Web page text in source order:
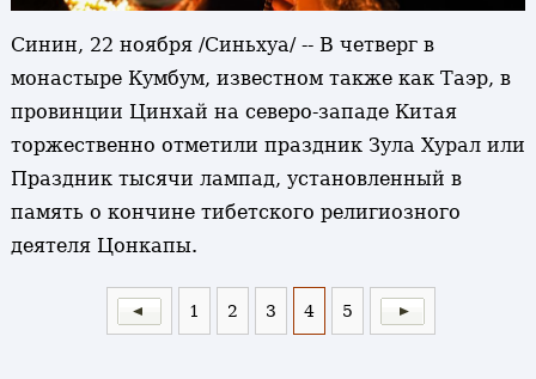
Синин, 22 ноября /Синьхуа/ -- В четверг в
монастыре Кумбум, известном также как Таэр, в
провинции Цинхай на северо-западе Китая
торжественно отметили праздник Зула Хурал или
Праздник тысячи лампад, установленный в
память о кончине тибетского религиозного
деятеля Цонкапы.
1 2 3 4 5